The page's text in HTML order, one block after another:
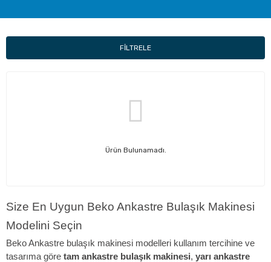
FİLTRELE
Ürün Bulunamadı.
Size En Uygun Beko Ankastre Bulaşık Makinesi
Modelini Seçin
Beko Ankastre bulaşık makinesi modelleri kullanım tercihine ve
tasarıma göre tam ankastre bulaşık makinesi, yarı ankastre